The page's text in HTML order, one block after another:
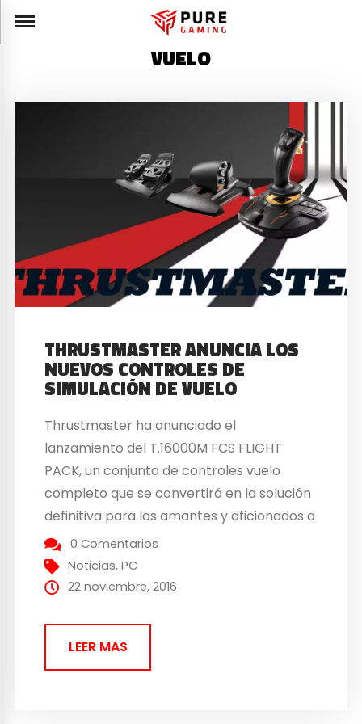
VUELO
THRUSTMASTER ANUNCIA LOS
NUEVOS CONTROLES DE
SIMULACIÓN DE VUELO
Thrustmaster ha anunciado el
lanzamiento del T.16000M FCS FLIGHT
PACK, un conjunto de controles vuelo
completo que se convertirá en la solución
definitiva para los amantes y aficionados a
la simulación de vuelo. El pack incluye: El
flight stick T.16000M FCS El mando de
potencia TWCS Sistema de pedales de
0 Comentarios
Noticias,PC
22 noviembre, 2016
LEER MAS